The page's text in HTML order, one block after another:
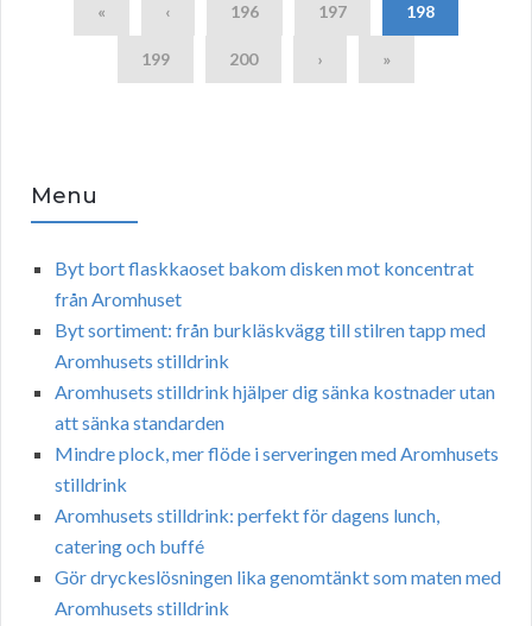
« ‹ 196 197 198
199 200 › »
Menu
Byt bort flaskkaoset bakom disken mot koncentrat
från Aromhuset
Byt sortiment: från burkläskvägg till stilren tapp med
Aromhusets stilldrink
Aromhusets stilldrink hjälper dig sänka kostnader utan
att sänka standarden
Mindre plock, mer flöde i serveringen med Aromhusets
stilldrink
Aromhusets stilldrink: perfekt för dagens lunch,
catering och buffé
Gör dryckeslösningen lika genomtänkt som maten med
Aromhusets stilldrink